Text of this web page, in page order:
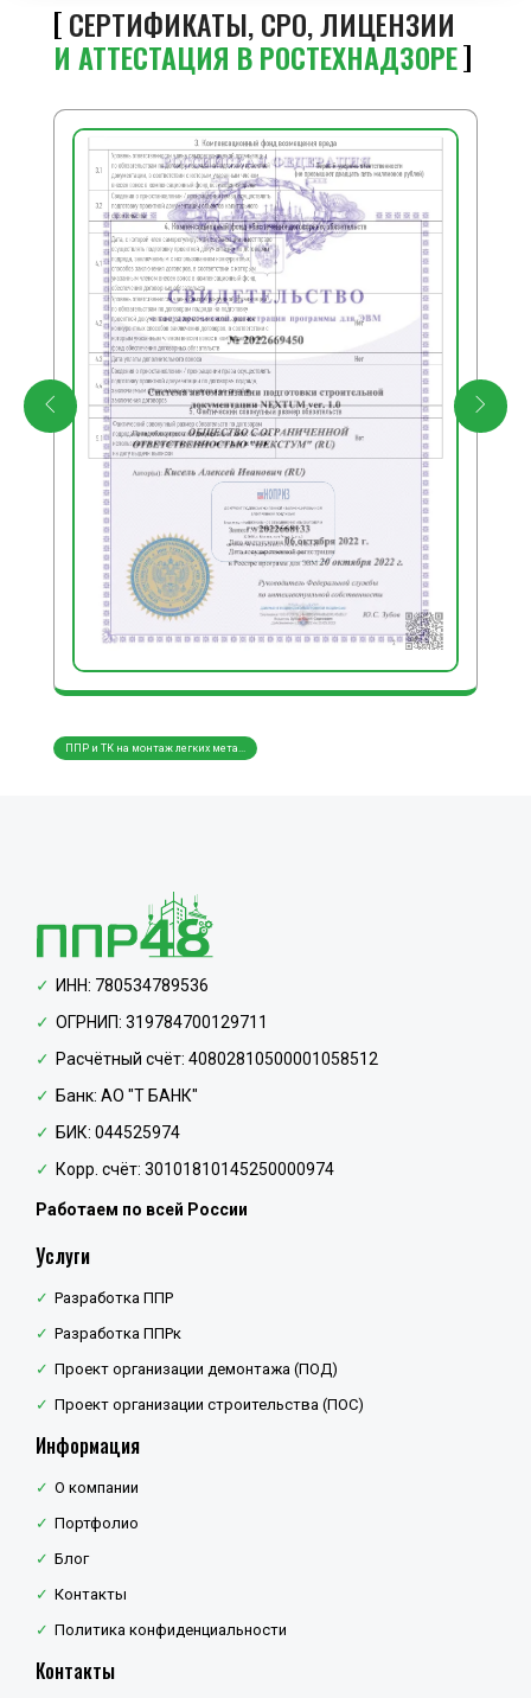
СЕРТИФИКАТЫ, СРО, ЛИЦЕНЗИИ
И АТТЕСТАЦИЯ В РОСТЕХНАДЗОРЕ
ППР и ТК на монтаж легких мета...
ИНН: 780534789536
ОГРНИП: 319784700129711
Расчётный счёт: 40802810500001058512
Банк: АО "Т БАНК"
БИК: 044525974
Корр. счёт: 30101810145250000974
Работаем по всей России
Услуги
Разработка ППР
Разработка ППРк
Проект организации демонтажа (ПОД)
Проект организации строительства (ПОС)
Информация
О компании
Портфолио
Блог
Контакты
Политика конфиденциальности
Контакты